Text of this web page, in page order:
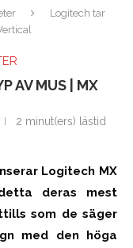
Logitech tar
AV MUS | MX
2 minut(ers) lästid
Logitech MX
deras mest
som de säger
med den höga